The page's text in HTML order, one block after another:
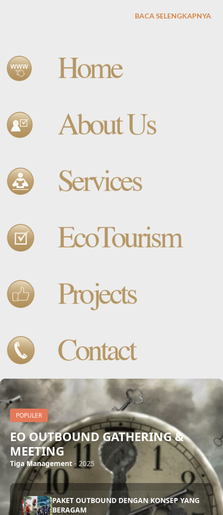
kegiatan outing outbound gathering, Kemasan paket wisata
Ditintau dari bentuk kegiatannya, perjalanan wisata kota ini
terbagi dalam beberapa bentuk,. BENTUK-BENTUK
sebuah perjalanan keliling dan kembali lagi ke tempat asal
Perjalanan dilaksanakan dalam keadaan santai /relax dan
berbagai komponen perjala...
BACA SELENGKAPNYA
POPULER
EO OUTBOUND GATHERING &
MEETING
Tiga Management - 2025
PAKET OUTBOUND DENGAN KONSEP YANG
BERAGAM